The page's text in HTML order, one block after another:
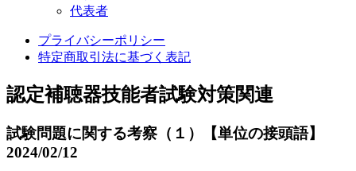
代表者
プライバシーポリシー
特定商取引法に基づく表記
認定補聴器技能者試験対策関連
試験問題に関する考察（１）【単位の接頭語】
2024/02/12